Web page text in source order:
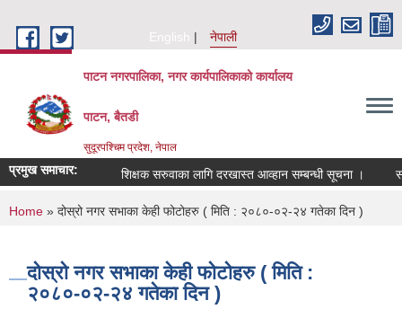
English
नेपाली
पाटन नगरपालिका, नगर कार्यपालिकाको कार्यालय
पाटन, बैतडी
सुदूरपश्चिम प्रदेश, नेपाल
प्रमुख समाचार: शिक्षक सरुवाका लागि दरखास्त आव्हान सम्बन्धी सूचना ।
You are here
Home » दोस्रो नगर सभाका केही फोटोहरु ( मिति : २०८०-०२-२४ गतेका दिन )
दोस्रो नगर सभाका केही फोटोहरु ( मिति :
२०८०-०२-२४ गतेका दिन )